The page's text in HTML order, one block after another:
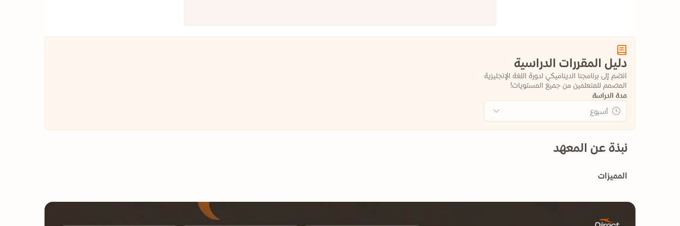
دليل المقررات الدراسية
انضم إلى برنامجنا الديناميكي لدورة اللغة الإنجليزية
المصمم للمتعلمين من جميع المستويات!
مدة الدراسة
أسبوع
نبذة عن المعهد
المميزات